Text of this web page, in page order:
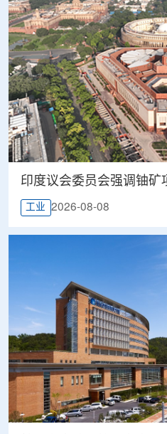
印度议会委员会强调铀矿
工业 2026-08-08